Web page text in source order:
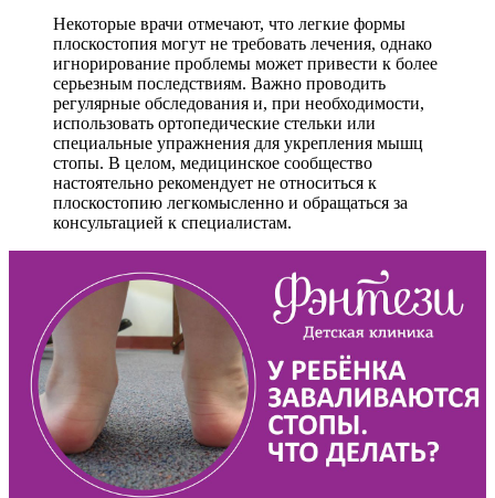
Некоторые врачи отмечают, что легкие формы
плоскостопия могут не требовать лечения, однако
игнорирование проблемы может привести к более
серьезным последствиям. Важно проводить
регулярные обследования и, при необходимости,
использовать ортопедические стельки или
специальные упражнения для укрепления мышц
стопы. В целом, медицинское сообщество
настоятельно рекомендует не относиться к
плоскостопию легкомысленно и обращаться за
консультацией к специалистам.